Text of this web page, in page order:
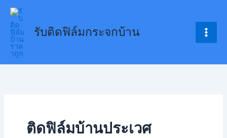
Skip
content
รับติดฟิล์มกระจกบ้าน
ติดฟิล์มบ้านประเวศ